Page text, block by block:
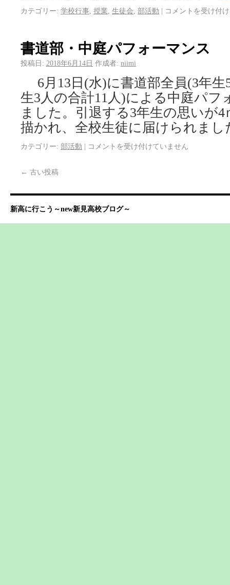
カテゴリー: 学校行事 授業 生徒会 部活動 | コメントを受け付
書道部・中庭パフォーマンス
投稿日: 2018年6月14日 作成者: niimi
6月13日(水)に書道部全員(3年生
生3人の合計11人)による中庭パフ
ました。引退する3年生の思いが
描かれ、全校生徒に届けられまし
カテゴリー: 部活動 | コメントを受け付けていません
← 古い投稿
新高に行こう～new新見高校ブログ～